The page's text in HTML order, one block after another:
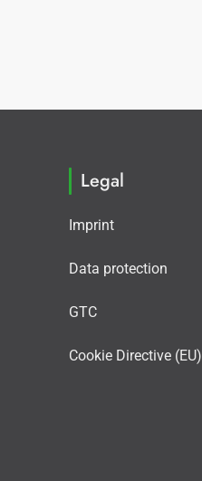
Legal
Imprint
Data protection
GTC
Cookie Directive (EU)